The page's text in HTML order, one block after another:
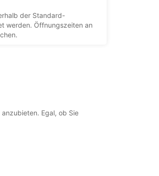
der Standard-
werden. Öffnungszeiten an
Egal, ob Sie